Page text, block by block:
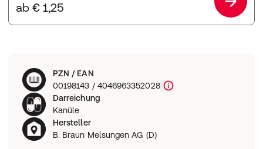
ab € 1,25
PZN / EAN
00198143 / 4046963352028
Darreichung
Kanüle
Hersteller
B. Braun Melsungen AG (D)